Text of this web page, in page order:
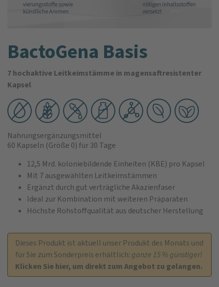
BactoGena Basis
7 hochaktive Leitkeimstämme in magensaftresistenter
Kapsel
Nahrungsergänzungsmittel
60 Kapseln (Größe 0) für 30 Tage
12,5 Mrd. koloniebildende Einheiten (KBE) pro Kapsel
Mit 7 ausgewählten Leitkeimstämmen
Ergänzt durch gut verträgliche Akazienfaser
Ideal zur Kombination mit weiteren Präparaten
Höchste Rohstoffqualität aus deutscher Herstellung
Dieses Produkt ist aktuell unser Produkt des Monats und
für Sie zum Sonderpreis erhältlich: ganze 15 % günstiger!
Klicken Sie hier, um direkt zum Angebot zu gelangen.